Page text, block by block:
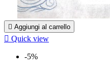
 Aggiungi al carrello
 Quick view
-5%